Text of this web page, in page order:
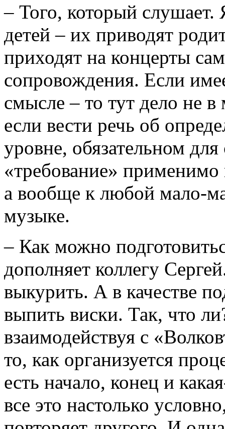
– Того, который слушает.
детей – их приводят
приходят на концерты
сопровождения. Если
смысле – то тут дело не
если вести речь об
уровне, обязательном
«требование» применимо
а вообще к любой мало-
музыке.
– Как можно
дополняет коллегу
выкурить. А в качестве
выпить виски. Так, что
взаимодействуя с
то, как организуется
есть начало, конец и
все это настолько